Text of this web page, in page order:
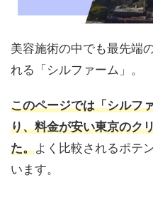
美容施術の中でも最先端
れる「シルファーム」。
このページでは「シルフ
り、料金が安い東京のク
た。よく比較されるポテ
います。